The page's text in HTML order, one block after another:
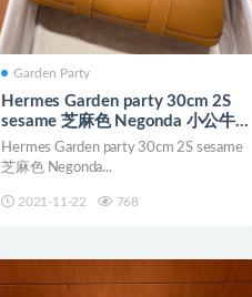
Garden Party
Hermes Garden party 30cm 2S
sesame 芝麻色 Negonda 小公牛皮
全手工蜜蠟線縫製
Hermes Garden party 30cm 2S sesame
芝麻色 Negonda...
2021-11-22 768